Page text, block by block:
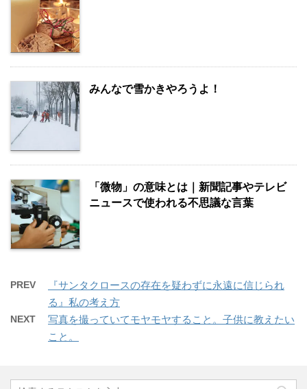
みんなで雪かきやろうよ！
「微物」の意味とは｜新聞記事やテレビ
ニュースで使われる不思議な言葉
PREV
『サンタクロースの存在を疑わずに永遠に信じられ
る』私の考え方
NEXT
写真を撮っていてモヤモヤすること。子供に教えたい
こと。